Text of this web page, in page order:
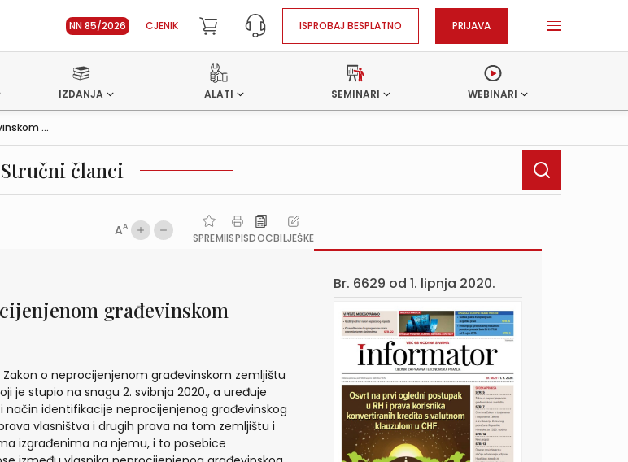
NN 85/2026 CJENIK ISPROBAJ BESPLATNO PRIJAVA
IZDANJA ALATI SEMINARI WEBINARI
...
Stručni članci
AA
SPREMIISPISDOCBILJEŠKE
građevinskom
Zakon o neprocijenjenom građevinskom zemljištu
je stupio na snagu 2. svibnja 2020., a uređuje
način identifikacije neprocijenjenog građevinskog
vlasništva i drugih prava na tom zemljištu i
izgrađenima na njemu, i to posebice
Br. 6629 od 1. lipnja 2020.